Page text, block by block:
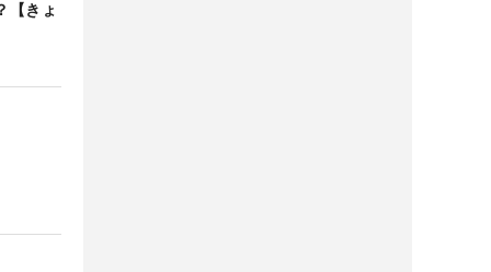
【きょ